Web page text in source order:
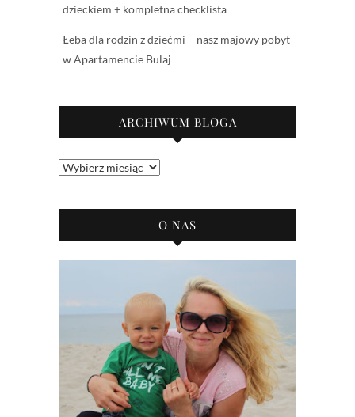
dzieckiem + kompletna checklista
Łeba dla rodzin z dziećmi – nasz majowy pobyt
w Apartamencie Bulaj
ARCHIWUM BLOGA
Archiwum
O NAS